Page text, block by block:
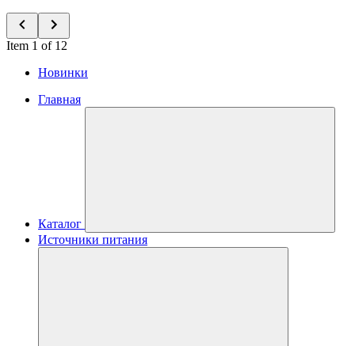
Item 1 of 12
Новинки
Главная
Каталог
Источники питания